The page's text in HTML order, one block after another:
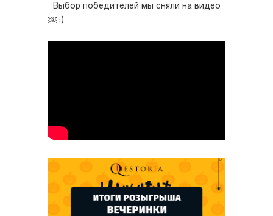
Выбор победителей мы сняли на видео
￼ :)